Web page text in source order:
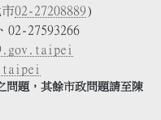
02-27208889)
02-27593266
問題，其餘市政問題請至陳